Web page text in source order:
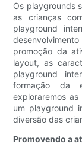
Os playgrounds
as crianças
playground
promoção da
layout, as
playground
formação da
exploraremos
um playground
diversão das
Promovendo a